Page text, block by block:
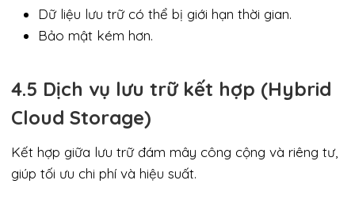
Dữ liệu lưu trữ có thể bị giới hạn thời gian.
Bảo mật kém hơn.
4.5 Dịch vụ lưu trữ kết hợp (Hybrid
Cloud Storage)
Kết hợp giữa lưu trữ đám mây công cộng và riêng tư,
giúp tối ưu chi phí và hiệu suất.